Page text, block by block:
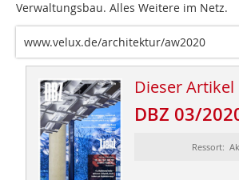
Verwaltungsbau. Alles Weitere im Netz.
www.velux.de/architektur/aw2020
Dieser
DBZ 03/
Ressort: